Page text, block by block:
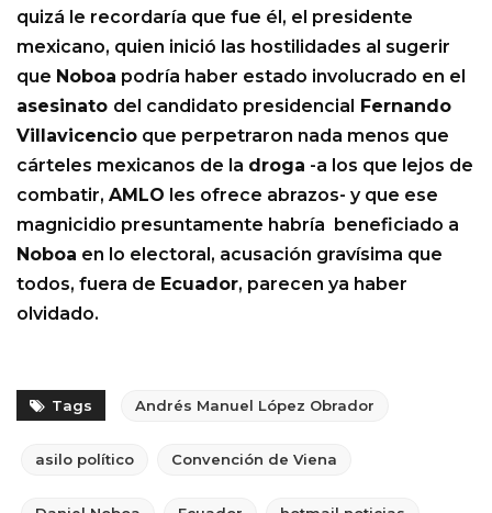
quizá le recordaría que fue él, el presidente
mexicano, quien inició las hostilidades al sugerir
que Noboa podría haber estado involucrado en el
asesinato del candidato presidencial
Fernando
Villavicencio que perpetraron nada menos que
cárteles mexicanos de la droga -a los que lejos de
combatir, AMLO les ofrece abrazos- y que ese
magnicidio presuntamente habría beneficiado a
Noboa en lo electoral, acusación gravísima que
todos, fuera de Ecuador, parecen ya haber
olvidado.
Tags Andrés Manuel López Obrador
asilo político Convención de Viena